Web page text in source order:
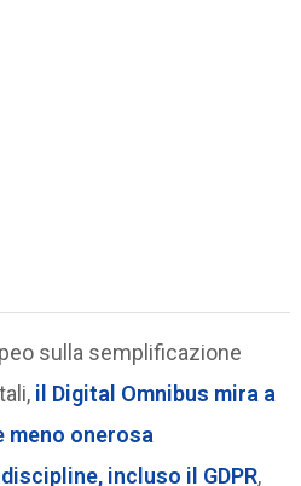
sulla semplificazione
il Digital Omnibus mira a
meno onerosa
incluso il GDPR,